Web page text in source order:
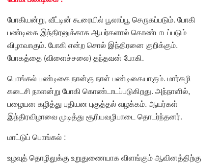
போகியன்று, வீட்டின் கூரையில் பூலாப்பூ செருகப்படும். போகி
பண்டிகை இந்திரனுக்காக ஆயர்களால் கொண்டாடப்படும்
விழாவாகும். போகி என்ற சொல் இந்திரனை குறிக்கும்.
போகத்தை (விளைச்சலை) தந்தவன் போகி.
பொங்கல் பண்டிகை நான்கு நாள் பண்டிகையாகும். மார்கழி
கடைசி நாளன்று போகி கொண்டாடப்படுகிறது. அந்நாளில்,
பழையன கழித்து புதியன புகுத்தல் வழக்கம். ஆயர்கள்
இந்திரவிழாவை முடித்து சூரியவழிபாடை தொடர்ந்தனர்.
மாட்டுப் பொங்கல் :
உழவுத் தொழிலுக்கு உறுதுணையாக விளங்கும் ஆவினத்திற்கு